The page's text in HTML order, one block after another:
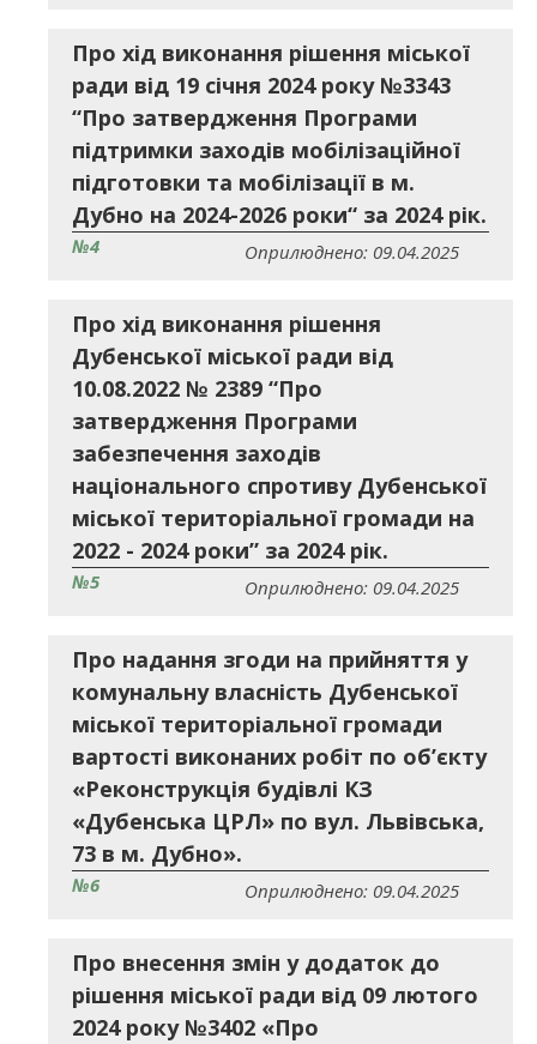
Про хід виконання рішення міської
ради від 19 січня 2024 року №3343
“Про затвердження Програми
підтримки заходів мобілізаційної
підготовки та мобілізації в м.
Дубно на 2024-2026 роки“ за 2024 рік.
№4 Оприлюднено: 09.04.2025
Про хід виконання рішення
Дубенської міської ради від
10.08.2022 № 2389 “Про
затвердження Програми
забезпечення заходів
національного спротиву Дубенської
міської територіальної громади на
2022 - 2024 роки” за 2024 рік.
№5 Оприлюднено: 09.04.2025
Про надання згоди на прийняття у
комунальну власність Дубенської
міської територіальної громади
вартості виконаних робіт по об’єкту
«Реконструкція будівлі КЗ
«Дубенська ЦРЛ» по вул. Львівська,
73 в м. Дубно».
№6 Оприлюднено: 09.04.2025
Про внесення змін у додаток до
рішення міської ради від 09 лютого
2024 року №3402 «Про